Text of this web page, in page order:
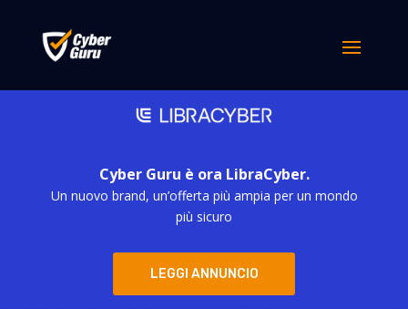
Cyber Guru è ora LibraCyber.
Un nuovo brand, un’offerta più ampia per un mondo
più sicuro
LEGGI ANNUNCIO